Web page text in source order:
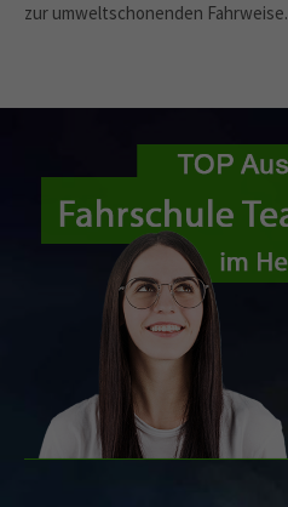
zur umweltschonenden Fahrweise.